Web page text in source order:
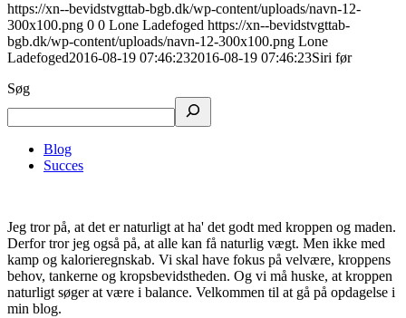
https://xn--bevidstvgttab-bgb.dk/wp-content/uploads/navn-12-
300x100.png 0 0 Lone Ladefoged https://xn--bevidstvgttab-
bgb.dk/wp-content/uploads/navn-12-300x100.png Lone
Ladefoged2016-08-19 07:46:232016-08-19 07:46:23Siri før
Søg
Blog
Succes
Jeg tror på, at det er naturligt at ha' det godt med kroppen og maden.
Derfor tror jeg også på, at alle kan få naturlig vægt. Men ikke med
kamp og kalorieregnskab. Vi skal have fokus på velvære, kroppens
behov, tankerne og kropsbevidstheden. Og vi må huske, at kroppen
naturligt søger at være i balance. Velkommen til at gå på opdagelse i
min blog.